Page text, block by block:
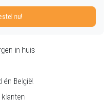
nu!
in huis
én België!